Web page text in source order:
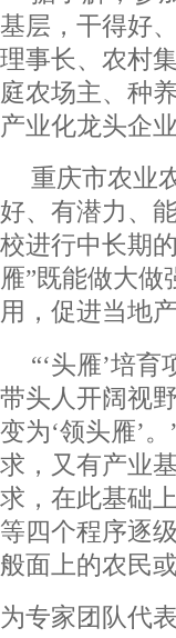
基层，干得好
理事长、农村
庭农场主、种
产业化龙头企
重庆市农业
好、有潜力、
校进行中长期
雁”既能做大
用，促进当地
“‘头雁’培
带头人开阔视
变为‘领头雁’
求，又有产业
求，在此基础
等四个程序逐
般面上的农民
为专家团队代